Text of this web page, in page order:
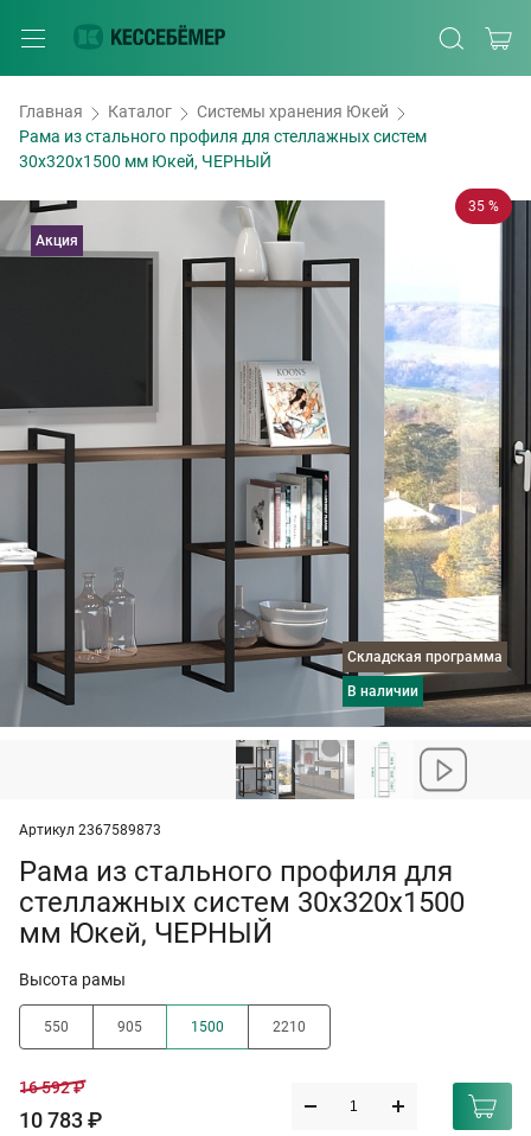
Главная Каталог
Системы хранения Юкей
Рама из стального профиля для стеллажных систем
30x320x1500 мм Юкей, ЧЕРНЫЙ
35 %
Складская программа
в наличии
Акция
Артикул 2367589873
Рама из стального профиля для
стеллажных систем 30x320x1500
мм Юкей, ЧЕРНЫЙ
Высота рамы
550 905 1500 2210
16 592 ₽
10 783 ₽